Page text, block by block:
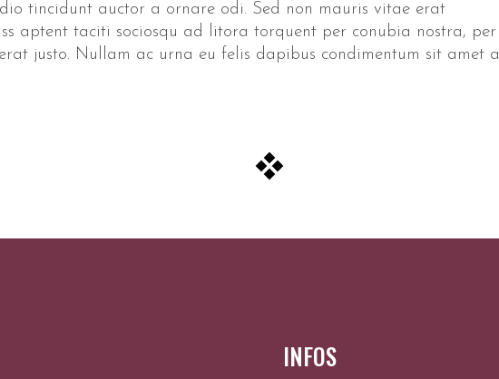
tincidunt auctor a ornare odi. Sed non mauris vitae erat
aptent taciti sociosqu ad litora torquent per conubia nostra, per
justo. Nullam ac urna eu felis dapibus condimentum sit amet a
INFOS